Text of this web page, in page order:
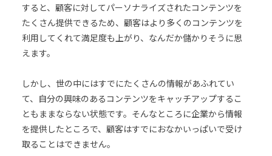
すると、顧客に対してパーソナライズされたコンテンツを
たくさん提供できるため、顧客はより多くのコンテンツを
利用してくれて満足度も上がり、なんだか儲かりそうに思
えます。
しかし、世の中にはすでにたくさんの情報があふれてい
て、自分の興味のあるコンテンツをキャッチアップするこ
ともままならない状態です。そんなところに企業から情報
を提供したところで、顧客はすでにおなかいっぱいで受け
取ることはできません。